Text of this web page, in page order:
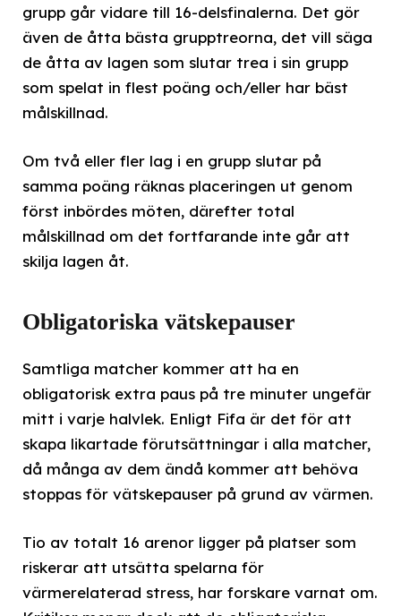
grupp går vidare till 16-delsfinalerna. Det gör
även de åtta bästa grupptreorna, det vill säga
de åtta av lagen som slutar trea i sin grupp
som spelat in flest poäng och/eller har bäst
målskillnad.
Om två eller fler lag i en grupp slutar på
samma poäng räknas placeringen ut genom
först inbördes möten, därefter total
målskillnad om det fortfarande inte går att
skilja lagen åt.
Obligatoriska vätskepauser
Samtliga matcher kommer att ha en
obligatorisk extra paus på tre minuter ungefär
mitt i varje halvlek. Enligt Fifa är det för att
skapa likartade förutsättningar i alla matcher,
då många av dem ändå kommer att behöva
stoppas för vätskepauser på grund av värmen.
Tio av totalt 16 arenor ligger på platser som
riskerar att utsätta spelarna för
värmerelaterad stress, har forskare varnat om.